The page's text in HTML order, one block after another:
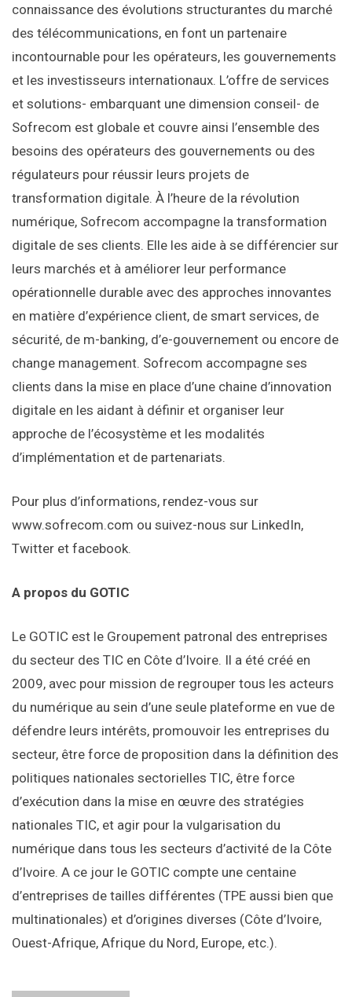
connaissance des évolutions structurantes du marché
des télécommunications, en font un partenaire
incontournable pour les opérateurs, les gouvernements
et les investisseurs internationaux. L’offre de services
et solutions- embarquant une dimension conseil- de
Sofrecom est globale et couvre ainsi l’ensemble des
besoins des opérateurs des gouvernements ou des
régulateurs pour réussir leurs projets de
transformation digitale. À l’heure de la révolution
numérique, Sofrecom accompagne la transformation
digitale de ses clients. Elle les aide à se différencier sur
leurs marchés et à améliorer leur performance
opérationnelle durable avec des approches innovantes
en matière d’expérience client, de smart services, de
sécurité, de m-banking, d’e-gouvernement ou encore de
change management. Sofrecom accompagne ses
clients dans la mise en place d’une chaine d’innovation
digitale en les aidant à définir et organiser leur
approche de l’écosystème et les modalités
d’implémentation et de partenariats.
Pour plus d’informations, rendez-vous sur
www.sofrecom.com ou suivez-nous sur LinkedIn,
Twitter et facebook.
A propos du GOTIC
Le GOTIC est le Groupement patronal des entreprises
du secteur des TIC en Côte d’Ivoire. Il a été créé en
2009, avec pour mission de regrouper tous les acteurs
du numérique au sein d’une seule plateforme en vue de
défendre leurs intérêts, promouvoir les entreprises du
secteur, être force de proposition dans la définition des
politiques nationales sectorielles TIC, être force
d’exécution dans la mise en œuvre des stratégies
nationales TIC, et agir pour la vulgarisation du
numérique dans tous les secteurs d’activité de la Côte
d’Ivoire. A ce jour le GOTIC compte une centaine
d’entreprises de tailles différentes (TPE aussi bien que
multinationales) et d’origines diverses (Côte d’Ivoire,
Ouest-Afrique, Afrique du Nord, Europe, etc.).